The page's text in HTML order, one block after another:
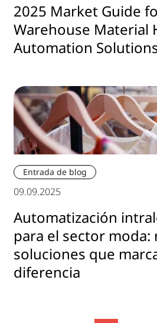
2025 Market Guide
Warehouse Material
Automation
Entrada de blog
09.09.2025
Automatización
para el sector moda:
soluciones que
diferencia